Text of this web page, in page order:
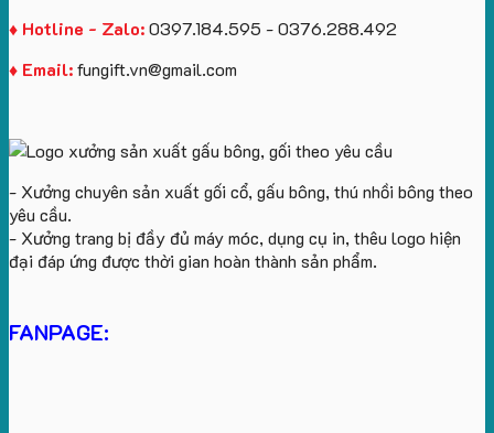
♦ Hotline - Zalo:0397.184.595 - 0376.288.492
♦ Email:fungift.vn@gmail.com
- Xưởng chuyên sản xuất gối cổ, gấu bông, thú nhồi bông theo
yêu cầu.
- Xưởng trang bị đầy đủ máy móc, dụng cụ in, thêu logo hiện
đại đáp ứng được thời gian hoàn thành sản phẩm.
FANPAGE: